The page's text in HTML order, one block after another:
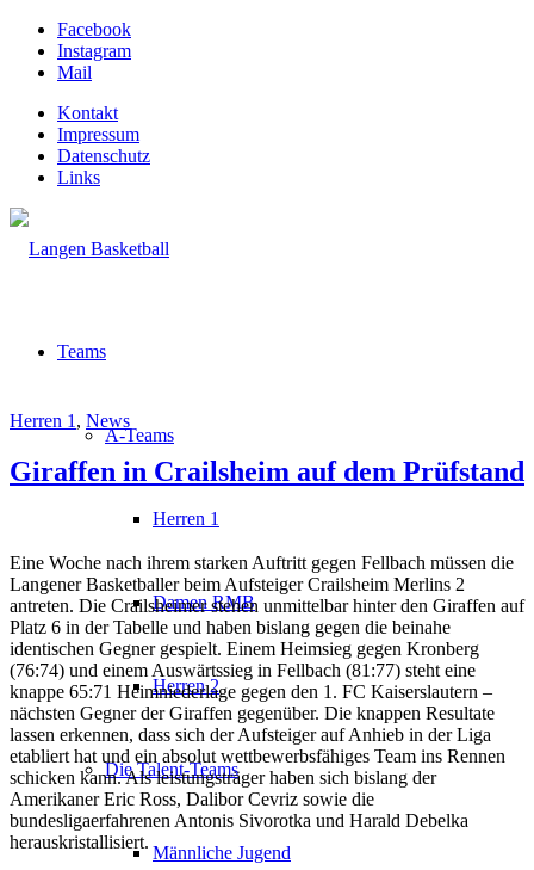
Facebook
Instagram
Mail
Kontakt
Impressum
Datenschutz
Links
Teams
A-Teams
Herren 1
Damen RMB
Herren 2
Die Talent-Teams
Männliche Jugend
Herren 1 , News
Giraffen in Crailsheim auf dem Prüfstand
Eine Woche nach ihrem starken Auftritt gegen Fellbach müssen die
Langener Basketballer beim Aufsteiger Crailsheim Merlins 2
antreten. Die Crailsheimer stehen unmittelbar hinter den Giraffen auf
Platz 6 in der Tabelle und haben bislang gegen die beinahe
identischen Gegner gespielt. Einem Heimsieg gegen Kronberg
(76:74) und einem Auswärtssieg in Fellbach (81:77) steht eine
knappe 65:71 Heimniederlage gegen den 1. FC Kaiserslautern –
nächsten Gegner der Giraffen gegenüber. Die knappen Resultate
lassen erkennen, dass sich der Aufsteiger auf Anhieb in der Liga
etabliert hat und ein absolut wettbewerbsfähiges Team ins Rennen
schicken kann. Als leistungsträger haben sich bislang der
Amerikaner Eric Ross, Dalibor Cevriz sowie die
bundesligaerfahrenen Antonis Sivorotka und Harald Debelka
herauskristallisiert.